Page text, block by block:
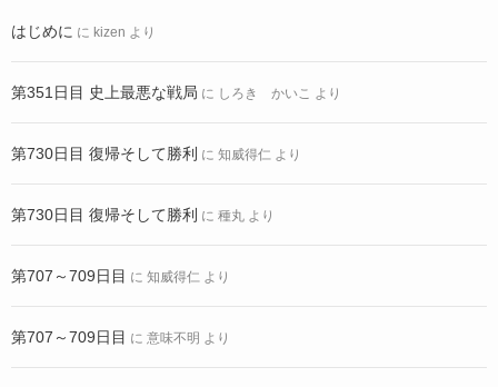
はじめに に kizen より
第351日目 史上最悪な戦局 に しろき かいこ より
第730日目 復帰そして勝利 に 知威得仁 より
第730日目 復帰そして勝利 に 種丸 より
第707～709日目 に 知威得仁 より
第707～709日目 に 意味不明 より